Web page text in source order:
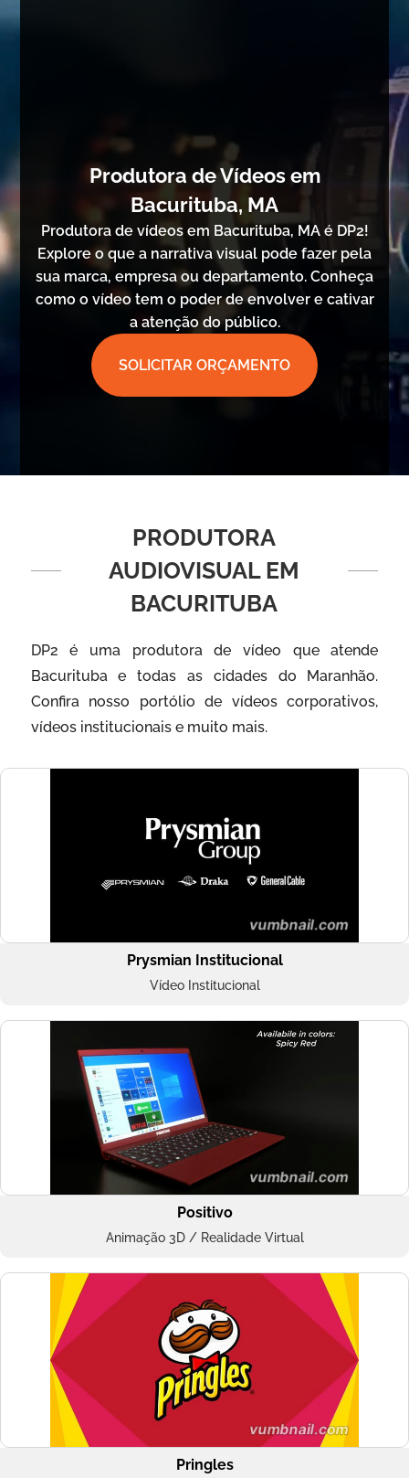
Produtora de Vídeos em
Bacurituba, MA
Produtora de vídeos em Bacurituba, MA é DP2!
Explore o que a narrativa visual pode fazer pela
sua marca, empresa ou departamento. Conheça
como o vídeo tem o poder de envolver e cativar
a atenção do público.
SOLICITAR ORÇAMENTO
PRODUTORA
AUDIOVISUAL EM
BACURITUBA
DP2 é uma produtora de vídeo que atende
Bacurituba e todas as cidades do Maranhão.
Confira nosso portólio de vídeos corporativos,
vídeos institucionais e muito mais.
Prysmian Institucional
Vídeo Institucional
Positivo
Animação 3D / Realidade Virtual
Pringles